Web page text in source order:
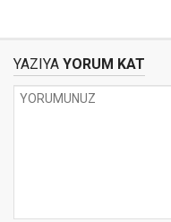
YAZIYA YORUM KAT